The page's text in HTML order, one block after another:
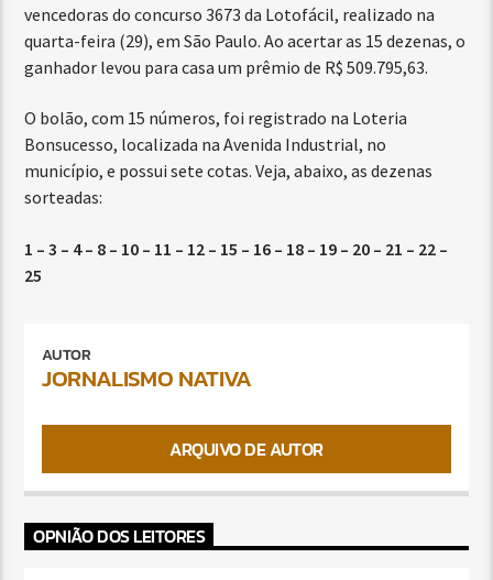
vencedoras do concurso 3673 da Lotofácil, realizado na
quarta-feira (29), em São Paulo. Ao acertar as 15 dezenas, o
ganhador levou para casa um prêmio de R$ 509.795,63.
O bolão, com 15 números, foi registrado na Loteria
Bonsucesso, localizada na Avenida Industrial, no
município, e possui sete cotas. Veja, abaixo, as dezenas
sorteadas:
1 – 3 – 4 – 8 – 10 – 11 – 12 – 15 – 16 – 18 – 19 – 20 – 21 – 22 –
25
AUTOR
JORNALISMO NATIVA
ARQUIVO DE AUTOR
OPNIÃO DOS LEITORES